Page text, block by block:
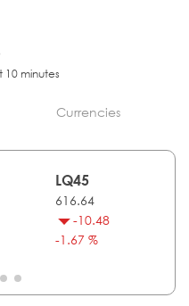
minutes
Currencies
LQ45
616.64
-10.48
-1.67 %